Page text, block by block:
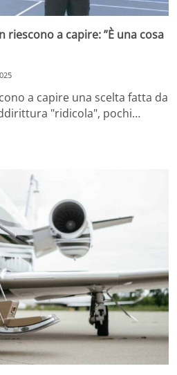
a capire: ”È una cosa
a capire una scelta fatta da
"ridicola", pochi…